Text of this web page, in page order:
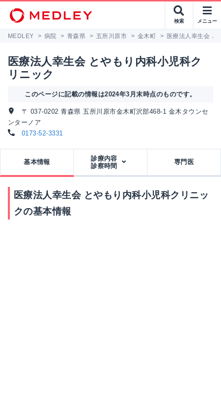
検索 メニュー
MEDLEY > 病院 > 青森県 > 五所川原市 > 金木町 > 医療法人幸生会 と
医療法人幸生会 とやもり内科小児科ク
リニック
このページに記載の情報は2024年3月末時点のものです。
〒 037-0202 青森県 五所川原市金木町沢部468-1 金木タウンセ
ンターノア
0173-52-3331
基本情報
診療内容
診察時間
専門医
医療法人幸生会 とやもり内科小児科クリニッ
クの基本情報